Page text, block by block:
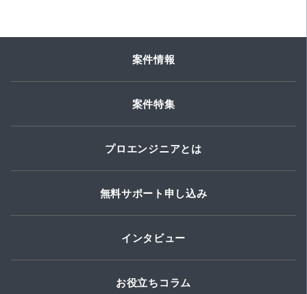
案件情報
案件特集
プロエンジニアとは
無料サポート申し込み
インタビュー
お役立ちコラム